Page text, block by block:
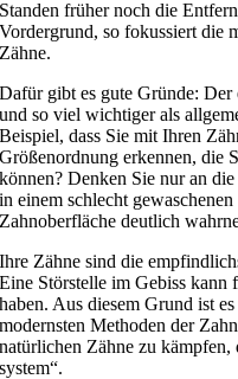
Standen früher noch die
Vordergrund, so fokussiert die
Zähne.
Dafür gibt es gute Gründe: Der
und so viel wichtiger als
Beispiel, dass Sie mit Ihren
Größenordnung erkennen, die
können? Denken Sie nur an
in einem schlecht
Zahnoberfläche deutlich
Ihre Zähne sind die
Eine Störstelle im Gebiss kann
haben. Aus diesem Grund ist
modernsten Methoden der
natürlichen Zähne zu kämpfen,
system“.